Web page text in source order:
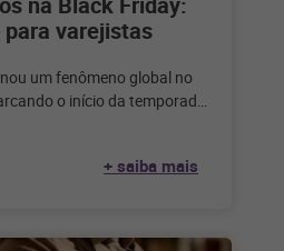
varejistas
um fenômeno global no
o início da temporada
+ saiba mais